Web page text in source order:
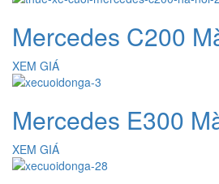
Mercedes C200
XEM GIÁ
Mercedes E300
XEM GIÁ